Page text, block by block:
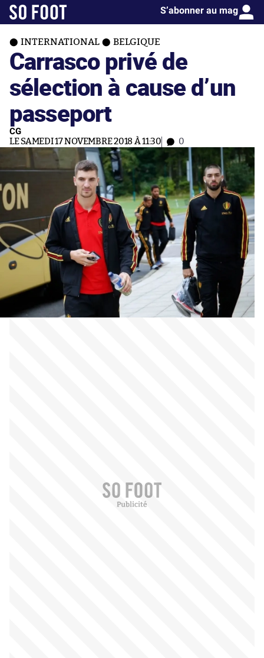
S’abonner au mag
INTERNATIONAL BELGIQUE
Carrasco privé de
sélection à cause d’un
passeport
CG
LE SAMEDI 17 NOVEMBRE 2018 À 11:30 0